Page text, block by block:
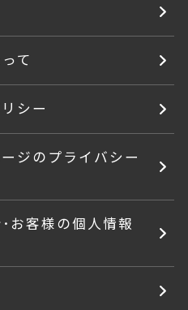
て
シー
ジのプライバシー
お客様の個人情報